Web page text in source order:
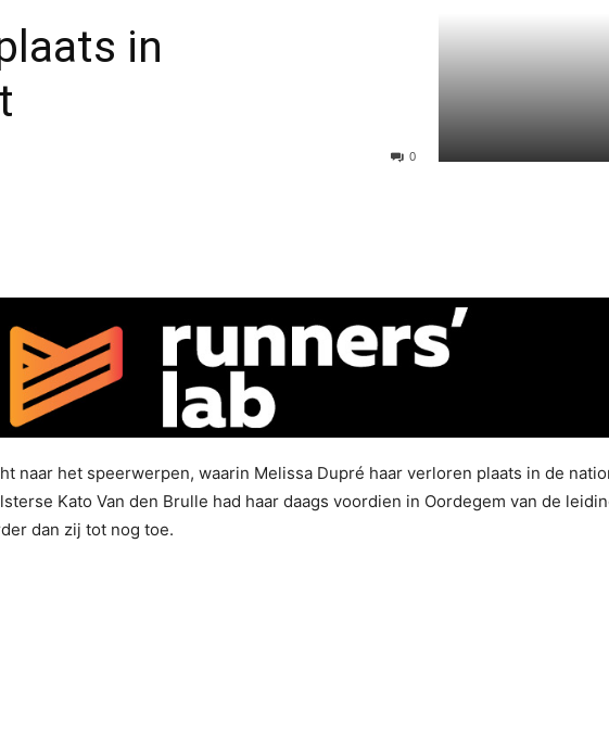
in
0
naar het speerwerpen, waarin Melissa Dupré haar verloren plaats in de
Kato Van den Brulle had haar daags voordien in Oordegem van de
dan zij tot nog toe.